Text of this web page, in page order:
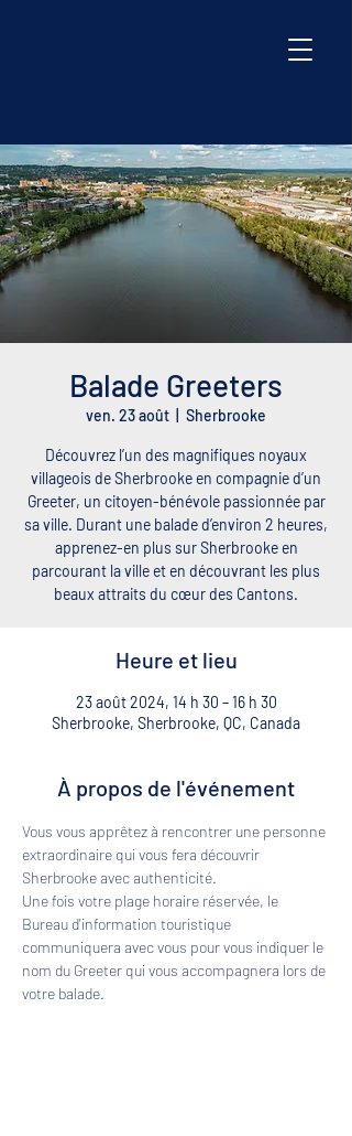
Balade Greeters
ven. 23 août Sherbrooke
Découvrez l’un des magnifiques noyaux
villageois de Sherbrooke en compagnie d’un
Greeter, un citoyen-bénévole passionnée par
sa ville. Durant une balade d’environ 2 heures,
apprenez-en plus sur Sherbrooke en
parcourant la ville et en découvrant les plus
beaux attraits du cœur des Cantons.
Heure et lieu
23 août 2024, 14 h 30 – 16 h 30
Sherbrooke, Sherbrooke, QC, Canada
À propos de l'événement
Vous vous apprêtez à rencontrer une personne
extraordinaire qui vous fera découvrir
Sherbrooke avec authenticité.
Une fois votre plage horaire réservée, le
Bureau d'information touristique
communiquera avec vous pour vous indiquer le
nom du Greeter qui vous accompagnera lors de
votre balade.